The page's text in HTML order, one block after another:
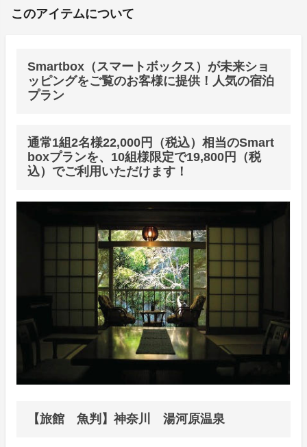
このアイテムについて
Smartbox（スマートボックス）が未来ショ
ッピングをご覧のお客様に提供！人気の宿泊
プラン
通常1組2名様22,000円（税込）相当のSmart
boxプランを、10組様限定で19,800円（税
込）でご利用いただけます！
【旅館 魚判】神奈川 湯河原温泉